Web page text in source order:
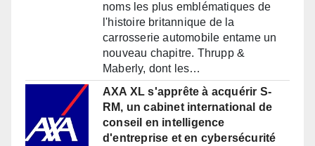
noms les plus emblématiques de
l'histoire britannique de la
carrosserie automobile entame un
nouveau chapitre. Thrupp &
Maberly, dont les…
AXA XL s'apprête à acquérir S-
RM, un cabinet international de
conseil en intelligence
d'entreprise et en cybersécurité